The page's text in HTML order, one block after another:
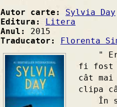
Autor carte: Sylvia Day
Editura: Litera
Anul: 2015
Traducator: Florenta
"
fi fost
cât mai
clipa
În